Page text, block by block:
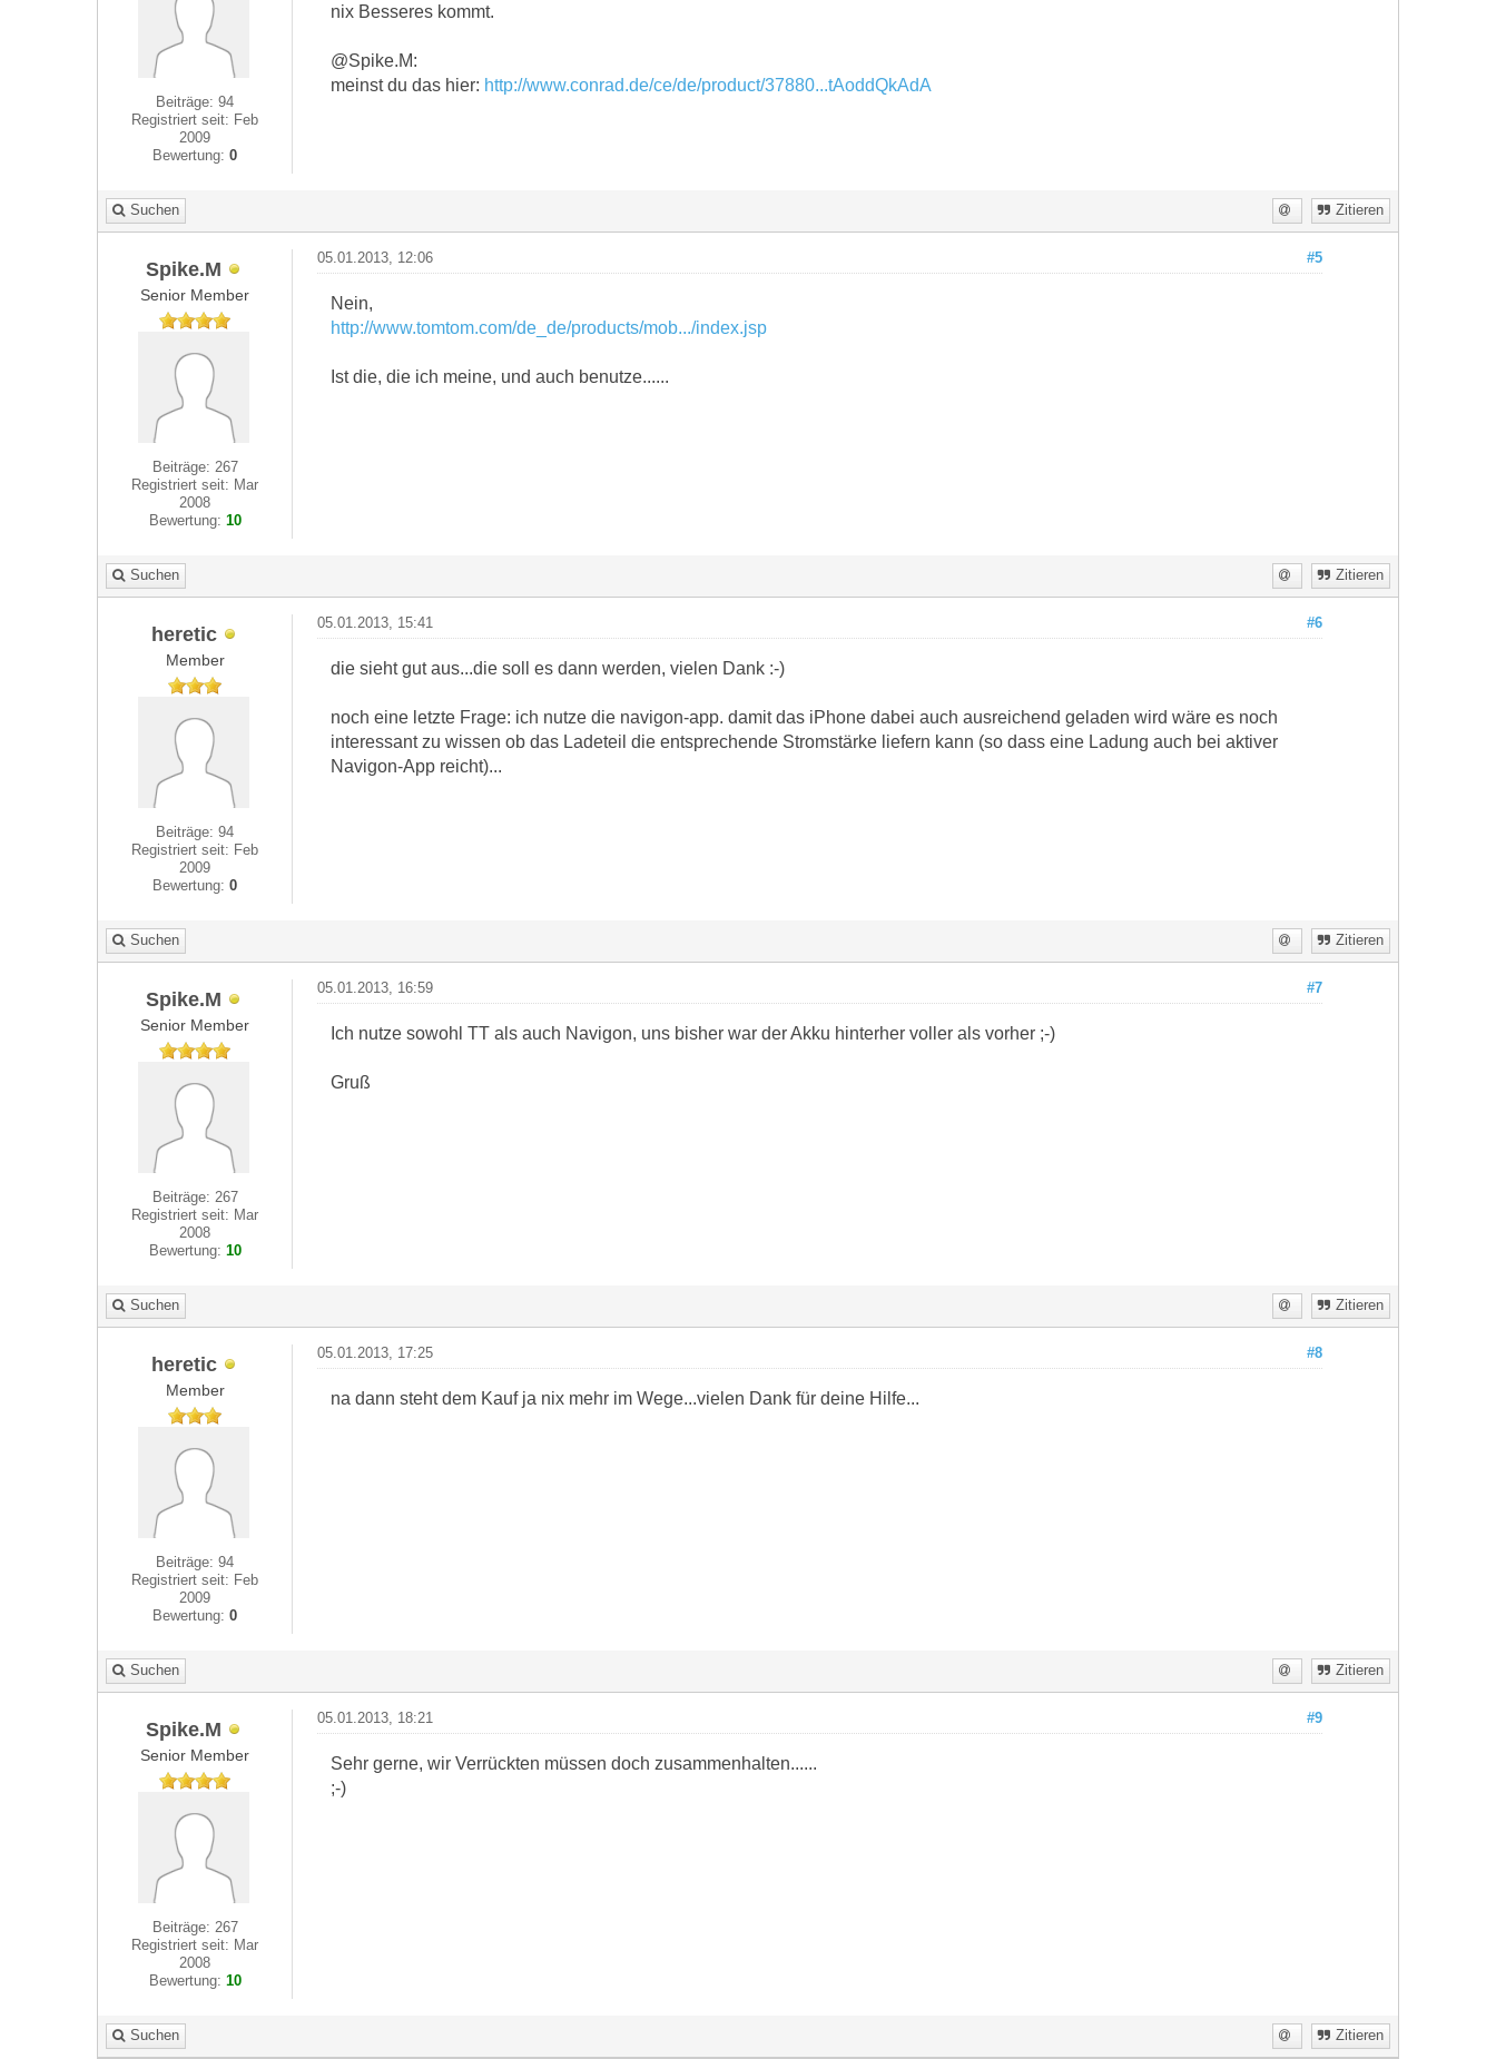
Beiträge: 94
Registriert seit: Feb
2009
Bewertung:0
nix Besseres kommt.
@Spike.M:
meinst du das hier: http://www.conrad.de/ce/de/product/37880...tAoddQkAdA
Suchen Zitieren
Spike.M
Senior Member
Beiträge: 267
Registriert seit: Mar
2008
Bewertung: 10
#5
05.01.2013, 12:06
Nein,
http://www.tomtom.com/de_de/products/mob.../index.jsp
Ist die, die ich meine, und auch benutze......
Suchen Zitieren
heretic
Member
Beiträge: 94
Registriert seit: Feb
2009
Bewertung:0
#6
05.01.2013, 15:41
die sieht gut aus...die soll es dann werden, vielen Dank :-)
noch eine letzte Frage: ich nutze die navigon-app. damit das iPhone dabei auch ausreichend geladen wird wäre es noch
interessant zu wissen ob das Ladeteil die entsprechende Stromstärke liefern kann (so dass eine Ladung auch bei aktiver
Navigon-App reicht)...
Suchen Zitieren
Spike.M
Senior Member
Beiträge: 267
Registriert seit: Mar
2008
Bewertung: 10
#7
05.01.2013, 16:59
Ich nutze sowohl TT als auch Navigon, uns bisher war der Akku hinterher voller als vorher ;-)
Gruß
Suchen Zitieren
heretic
Member
Beiträge: 94
Registriert seit: Feb
2009
Bewertung:0
#8
05.01.2013, 17:25
na dann steht dem Kauf ja nix mehr im Wege...vielen Dank für deine Hilfe...
Suchen Zitieren
Spike.M
Senior Member
Beiträge: 267
Registriert seit: Mar
2008
Bewertung: 10
#9
05.01.2013, 18:21
Sehr gerne, wir Verrückten müssen doch zusammenhalten......
;-)
Suchen Zitieren